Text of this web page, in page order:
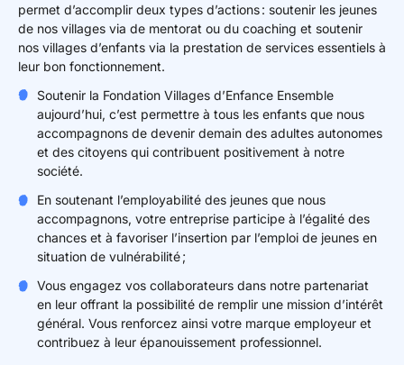
permet d’accomplir deux types d’actions : soutenir les jeunes
de nos villages via de mentorat ou du coaching et soutenir
nos villages d’enfants via la prestation de services essentiels à
leur bon fonctionnement.
Soutenir la Fondation Villages d’Enfance Ensemble
aujourd’hui, c’est permettre à tous les enfants que nous
accompagnons de devenir demain des adultes autonomes
et des citoyens qui contribuent positivement à notre
société.
En soutenant l’employabilité des jeunes que nous
accompagnons, votre entreprise participe à l’égalité des
chances et à favoriser l’insertion par l’emploi de jeunes en
situation de vulnérabilité ;
Vous engagez vos collaborateurs dans notre partenariat
en leur offrant la possibilité de remplir une mission d’intérêt
général. Vous renforcez ainsi votre marque employeur et
contribuez à leur épanouissement professionnel.